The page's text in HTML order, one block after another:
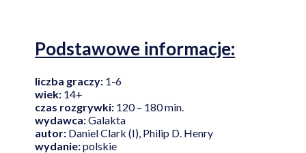
Podstawowe informacje:
liczba graczy: 1-6
wiek: 14+
czas rozgrywki: 120 – 180 min.
wydawca:Galakta
autor: Daniel Clark (I), Philip D. Henry
wydanie:polskie